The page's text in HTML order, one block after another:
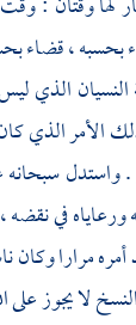
بحسبه ،
الذي ليس
الأمر الذي
سبحانه
في نقضه
مرارا وكان
لا يجوز على